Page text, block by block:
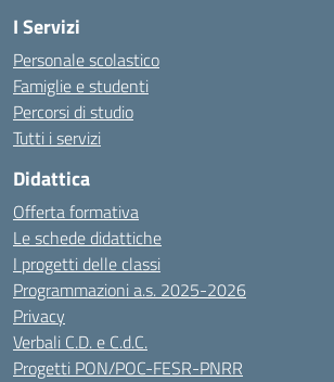
I Servizi
Personale scolastico
Famiglie e studenti
Percorsi di studio
Tutti i servizi
Didattica
Offerta formativa
Le schede didattiche
I progetti delle classi
Programmazioni a.s. 2025-2026
Privacy
Verbali C.D. e C.d.C.
Progetti PON/POC-FESR-PNRR